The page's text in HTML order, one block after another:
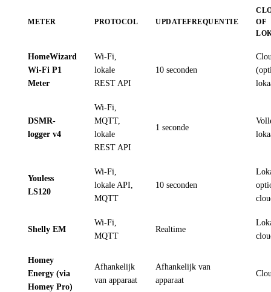
METER PROTOCOL UPDATEFREQUENTIE
OF
HomeWizard
Wi-Fi P1
Meter
Wi-Fi,
lokale
REST API
10 seconden
DSMR-
logger v4
Wi-Fi,
MQTT,
lokale
REST API
1 seconde
Youless
LS120
Wi-Fi,
lokale API,
MQTT
10 seconden
Shelly EM
Wi-Fi,
MQTT
Realtime
Homey
Energy (via
Homey Pro)
Afhankelijk
van apparaat
Afhankelijk van
apparaat